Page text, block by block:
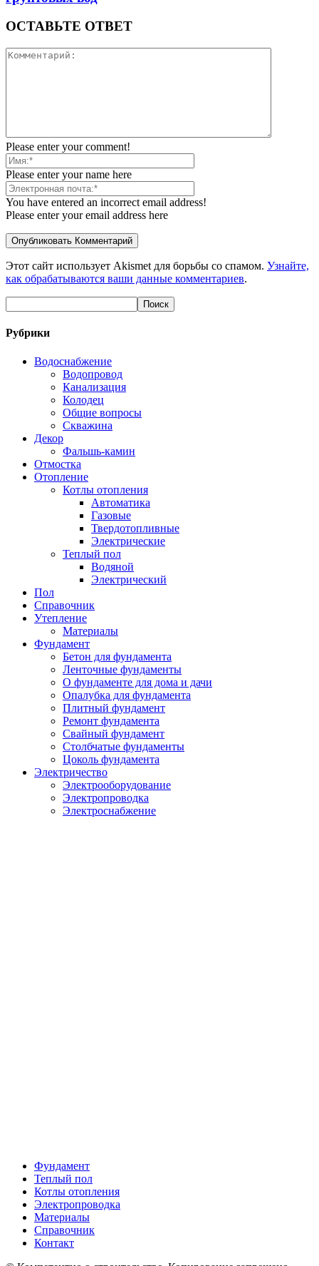
ОСТАВЬТЕ ОТВЕТ
Please enter your comment!
Please enter your name here
You have entered an incorrect email address!
Please enter your email address here
Этот сайт использует Akismet для борьбы со спамом. Узнайте,
как обрабатываются ваши данные комментариев.
Рубрики
Водоснабжение
Водопровод
Канализация
Колодец
Общие вопросы
Скважина
Декор
Фальшь-камин
Отмостка
Отопление
Котлы отопления
Автоматика
Газовые
Твердотопливные
Электрические
Теплый пол
Водяной
Электрический
Пол
Справочник
Утепление
Материалы
Фундамент
Бетон для фундамента
Ленточные фундаменты
О фундаменте для дома и дачи
Опалубка для фундамента
Плитный фундамент
Ремонт фундамента
Свайный фундамент
Столбчатые фундаменты
Цоколь фундамента
Электричество
Электрооборудование
Электропроводка
Электроснабжение
Фундамент
Теплый пол
Котлы отопления
Электропроводка
Материалы
Справочник
Контакт